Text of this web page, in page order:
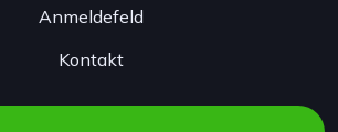
Anmeldefeld
Kontakt